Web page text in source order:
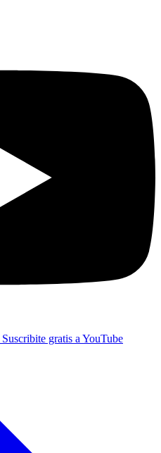
Suscribite gratis a YouTube